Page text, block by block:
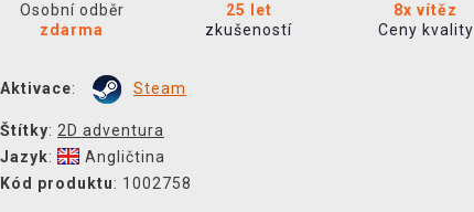
Osobní odběr
zdarma
25 let
zkušeností
8x vítěz
Ceny kvality
Aktivace: Steam
Štítky: 2D adventura
Jazyk:
Angličtina
Kód produktu: 1002758